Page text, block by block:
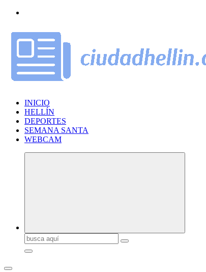
Saltar
contenido
INICIO
HELLÍN
DEPORTES
SEMANA SANTA
WEBCAM
Buscar: